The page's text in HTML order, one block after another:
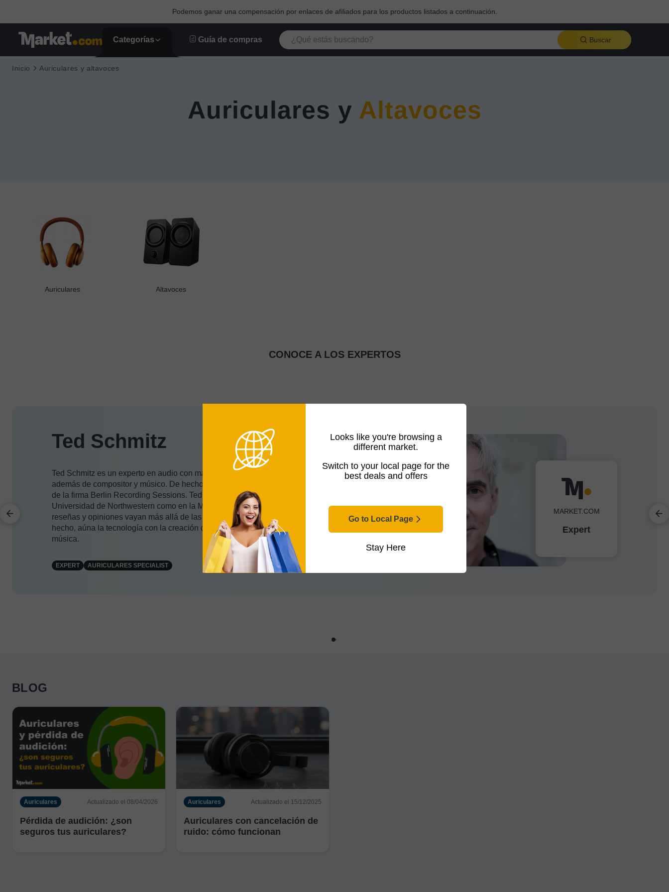
Looks like you're browsing a
different market.
Switch to your local page for the
best deals and offers
Go to Local Page
Stay Here
Podemos ganar una compensación por enlaces de afiliados para los productos listados a continuación.
Categorías Guía de compras Buscar
Inicio Auriculares y altavoces
Auriculares y Altavoces
Auriculares Altavoces
CONOCE A LOS EXPERTOS
Ted Schmitz
Ted Schmitz es un experto en audio con más de 15 años de experiencia en el sector,
además de compositor y músico. De hecho, Ted es el principal experto en grabación
de la firma Berlin Recording Sessions. Ted se graduó en música tanto en la
Universidad de Northwestern como en la Manhattan School of Music, de ahí que sus
reseñas y opiniones vayan más allá de las características y especificaciones. De
hecho, aúna la tecnología con la creación de contenido y la diversión propia de la
música.
EXPERT AURICULARES SPECIALIST
MARKET.COM
Expert
BLOG
Auriculares Actualizado el 08/04/2026
Pérdida de audición: ¿son
seguros tus auriculares?
Auriculares Actualizado el 15/12/2025
Auriculares con cancelación de
ruido: cómo funcionan